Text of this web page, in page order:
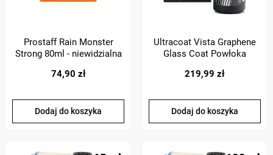
Prostaff Rain Monster
Strong 80ml - niewidzialna
74,90 zł
Dodaj do koszyka
Ultracoat Vista Graphene
Glass Coat Powłoka
50ml
219,99 zł
Dodaj do koszyka